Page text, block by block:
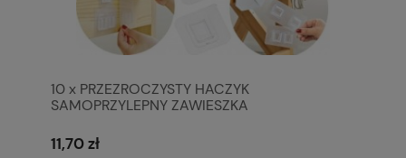
10 x PRZEZROCZYSTY HACZYK
SAMOPRZYLEPNY ZAWIESZKA
11,70 zł